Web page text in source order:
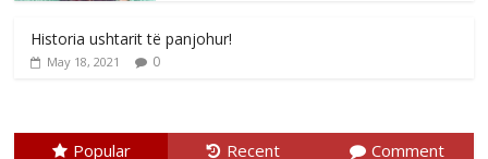
Historia ushtarit të panjohur!
May 18, 2021 0
Popular Recent Comment